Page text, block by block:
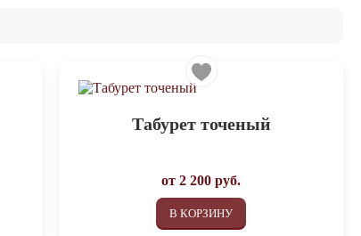
Табурет точеный
от2 200 руб.
В КОРЗИНУ